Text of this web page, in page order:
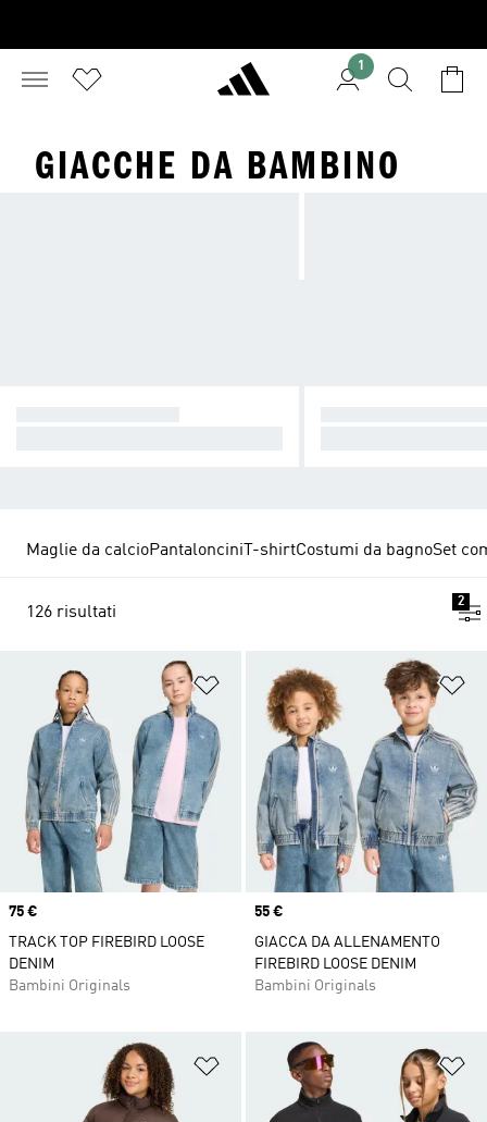
1
GIACCHE DA BAMBINO
Maglie da calcioPantaloncini T-shirtCostumi da bagnoSet
126 risultati
2
Aggiungi alla lista dei desideri
Price
75 €
TRACK TOP FIREBIRD LOOSE
DENIM
Bambini Originals
Price
55 €
GIACCA DA ALLENAMENTO
FIREBIRD LOOSE DENIM
Bambini Originals
Aggiungi alla lista dei desideri